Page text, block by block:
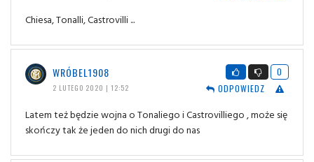
Chiesa, Tonalli, Castrovilli ...
WRÓBEL1908
2 LUTEGO 2020 | 12:52
0
ODPOWIEDZ
Latem też będzie wojna o Tonaliego i Castrovilliego , może się
skończy tak że jeden do nich drugi do nas